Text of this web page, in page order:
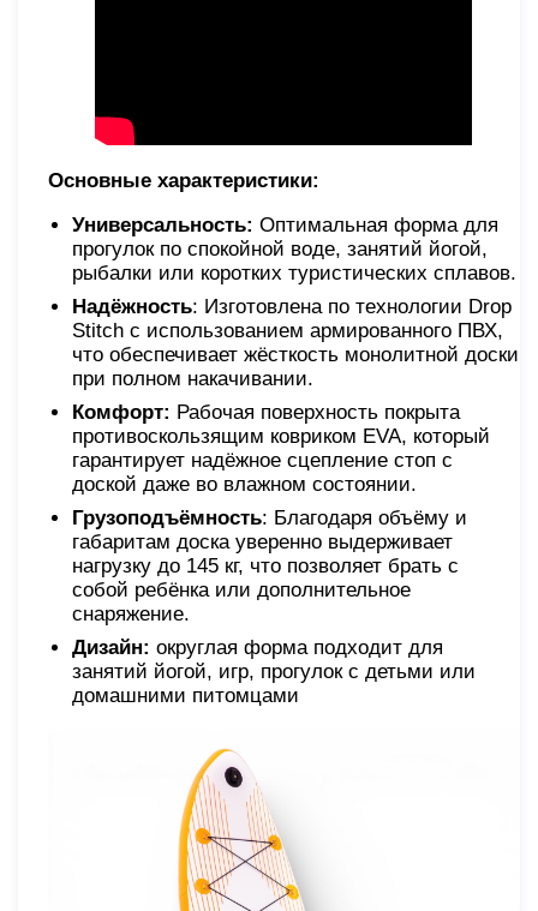
Основные характеристики:
Универсальность: Оптимальная форма для
прогулок по спокойной воде, занятий йогой,
рыбалки или коротких туристических сплавов.
Надёжность: Изготовлена по технологии Drop
Stitch с использованием армированного ПВХ,
что обеспечивает жёсткость монолитной доски
при полном накачивании.
Комфорт: Рабочая поверхность покрыта
противоскользящим ковриком EVA, который
гарантирует надёжное сцепление стоп с
доской даже во влажном состоянии.
Грузоподъёмность: Благодаря объёму и
габаритам доска уверенно выдерживает
нагрузку до 145 кг, что позволяет брать с
собой ребёнка или дополнительное
снаряжение.
Дизайн: округлая форма подходит для
занятий йогой, игр, прогулок с детьми или
домашними питомцами